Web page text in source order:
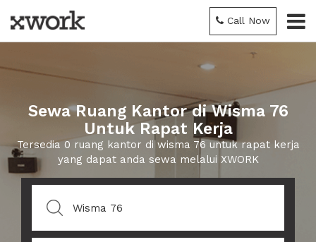
Call Now
Sewa Ruang Kantor di Wisma 76
Untuk Rapat Kerja
Tersedia 0 ruang kantor di wisma 76 untuk rapat kerja
yang dapat anda sewa melalui XWORK